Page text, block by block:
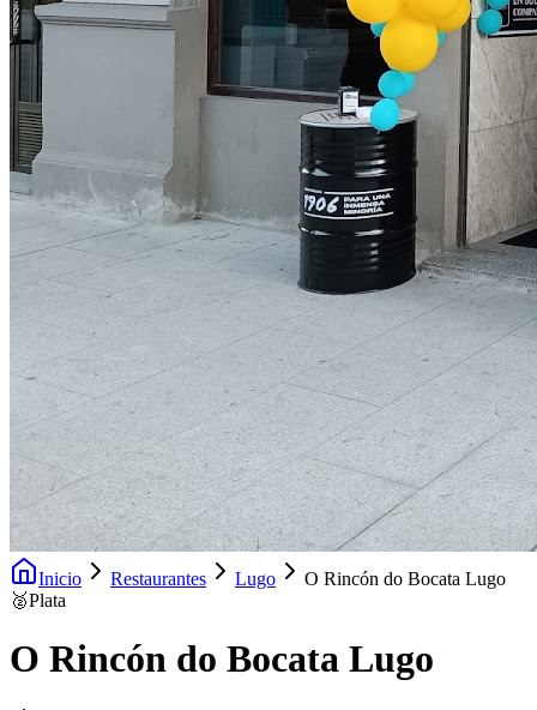
Inicio Restaurantes Lugo
O Rincón do Bocata Lugo
🥈Plata
O Rincón do Bocata Lugo